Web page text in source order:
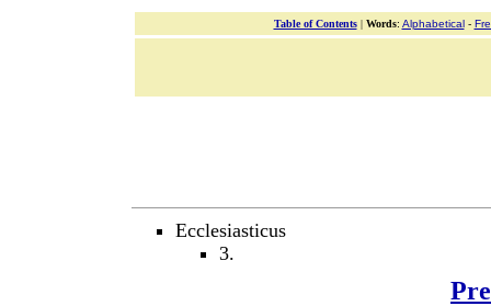
Table of Contents| Words: Alphabetical-
Ecclesiasticus
3.